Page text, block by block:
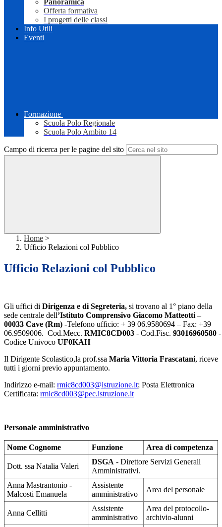
Panoramica
Offerta formativa
I progetti delle classi
Info Utili
Eventi
Formazione
Scuola Polo Regionale
Scuola Polo Ambito 14
Campo di ricerca per le pagine del sito
Home >
Ufficio Relazioni col Pubblico
Ufficio Relazioni col Pubblico
Gli uffici di Dirigenza e di Segreteria, si trovano al 1° piano della
sede centrale dell’Istituto Comprensivo Giacomo Matteotti –
00033 Cave (Rm) -Telefono ufficio: + 39 06.9580694 – Fax: +39
06.9509006. Cod.Mecc. RMIC8CD003 - Cod.Fisc. 93016960580 -
Codice Univoco UF0KAH
Il Dirigente Scolastico,la prof.ssa Maria Vittoria Frascatani, riceve
tutti i giorni previo appuntamento.
Indirizzo e-mail: rmic8cd003@istruzione.it; Posta Elettronica
Certificata: rmic8cd003@pec.istruzione.it
Personale amministrativo
Nome Cognome Funzione Area di competenza
Dott. ssa Natalia Valeri
DSGA - Direttore Servizi Generali
Amministrativi.
Anna Mastrantonio -
Malcosti Emanuela
Assistente
amministrativo
Area del personale
Anna Cellitti
Assistente
amministrativo
Area del protocollo-
archivio-alunni